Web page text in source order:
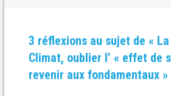
3 réflexions au sujet de «
Climat, oublier l’ « effet de
revenir aux fondamentaux»